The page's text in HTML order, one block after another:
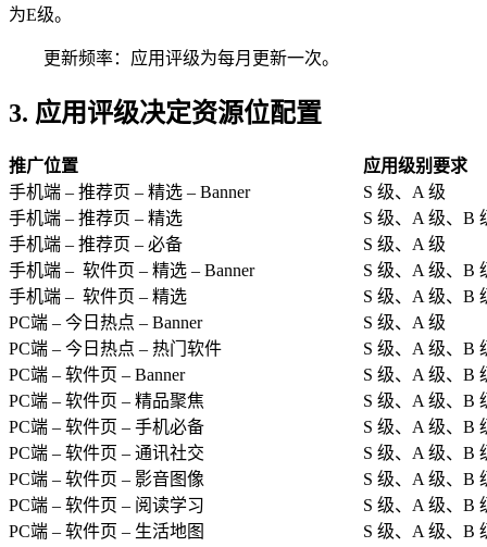
为E级。
更新频率：应用评级为每月更新一次。
3. 应用评级决定资源位配置
推广位置
应用级别要求
手机端 – 推荐页 – 精选 – Banner
S 级、A 级
手机端 – 推荐页 – 精选
S 级、A 级、B
手机端 – 推荐页 – 必备
S 级、A 级
手机端 – 软件页 – 精选 – Banner
S 级、A 级、B
手机端 – 软件页 – 精选
S 级、A 级、B
PC端 – 今日热点 – Banner
S 级、A 级
PC端 – 今日热点 – 热门软件
S 级、A 级、B
PC端 – 软件页 – Banner
S 级、A 级、B
PC端 – 软件页 – 精品聚焦
S 级、A 级、B
PC端 – 软件页 – 手机必备
S 级、A 级、B
PC端 – 软件页 – 通讯社交
S 级、A 级、B
PC端 – 软件页 – 影音图像
S 级、A 级、B
PC端 – 软件页 – 阅读学习
S 级、A 级、B
PC端 – 软件页 – 生活地图
S 级、A 级、B